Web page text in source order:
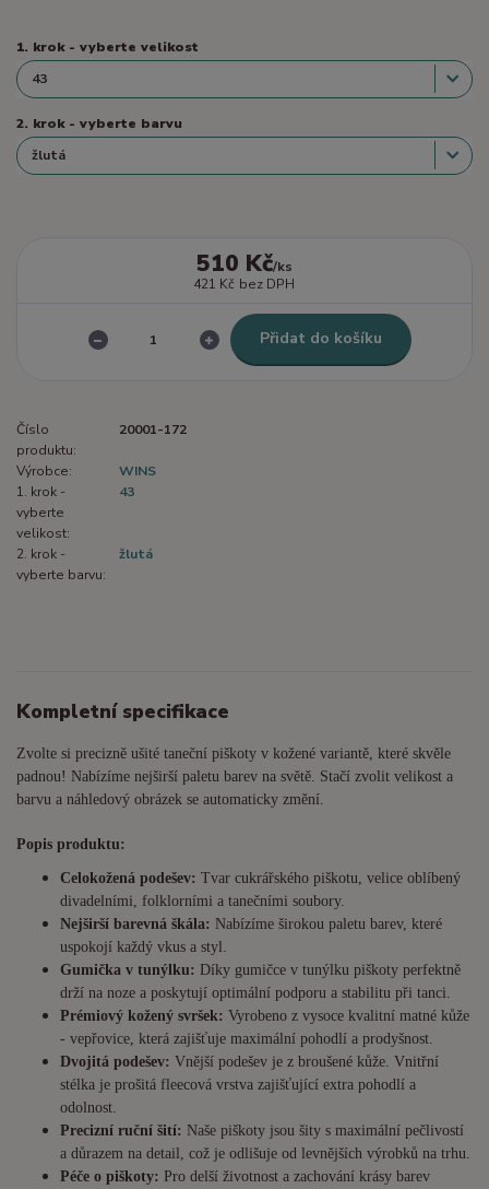
1. krok - vyberte velikost
2. krok - vyberte barvu
510 Kč/ks
421 Kč bez DPH
Přidat do košíku
Číslo
produktu:
20001-172
Výrobce:
WINS
1. krok -
vyberte
velikost:
43
2. krok -
vyberte barvu:
žlutá
Kompletní specifikace
Zvolte si precizně ušité taneční piškoty v kožené variantě, které skvěle
padnou! Nabízíme nejširší paletu barev na světě. Stačí zvolit velikost a
barvu a náhledový obrázek se automaticky změní.
Popis produktu:
Celokožená podešev: Tvar cukrářského piškotu, velice oblíbený
divadelními, folklorními a tanečními soubory.
Nejširší barevná škála: Nabízíme širokou paletu barev, které
uspokojí každý vkus a styl.
Gumička v tunýlku: Díky gumičce v tunýlku piškoty perfektně
drží na noze a poskytují optimální podporu a stabilitu při tanci.
Prémiový kožený svršek: Vyrobeno z vysoce kvalitní matné kůže
- vepřovice, která zajišťuje maximální pohodlí a prodyšnost.
Dvojitá podešev: Vnější podešev je z broušené kůže. Vnitřní
stélka je prošitá fleecová vrstva zajišťující extra pohodlí a
odolnost.
Precizní ruční šití: Naše piškoty jsou šity s maximální pečlivostí
a důrazem na detail, což je odlišuje od levnějších výrobků na trhu.
Péče o piškoty: Pro delší životnost a zachování krásy barev